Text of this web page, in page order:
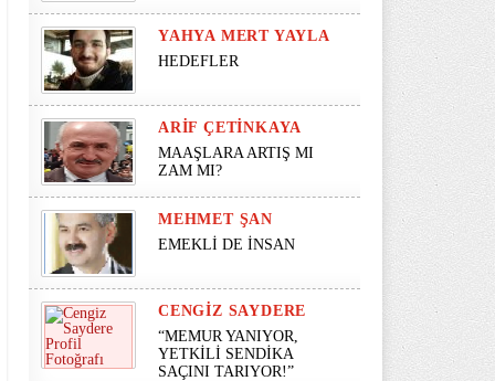
YAHYA MERT YAYLA
HEDEFLER
ARIF ÇETINKAYA
MAAŞLARA ARTIŞ MI
ZAM MI?
MEHMET ŞAN
EMEKLİ DE İNSAN
CENGIZ SAYDERE
“MEMUR YANIYOR,
YETKİLİ SENDİKA
SAÇINI TARIYOR!”